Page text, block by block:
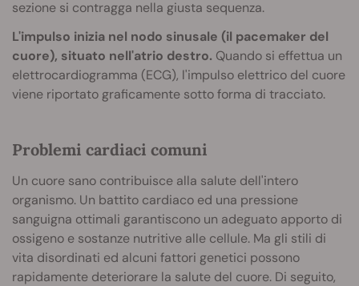
sezione si contragga nella giusta sequenza.
L'impulso inizia nel nodo sinusale (il pacemaker del
cuore), situato nell'atrio destro. Quando si effettua un
elettrocardiogramma (ECG), l'impulso elettrico del cuore
viene riportato graficamente sotto forma di tracciato.
Problemi cardiaci comuni
Un cuore sano contribuisce alla salute dell'intero
organismo. Un battito cardiaco ed una pressione
sanguigna ottimali garantiscono un adeguato apporto di
ossigeno e sostanze nutritive alle cellule. Ma gli stili di
vita disordinati ed alcuni fattori genetici possono
rapidamente deteriorare la salute del cuore. Di seguito,